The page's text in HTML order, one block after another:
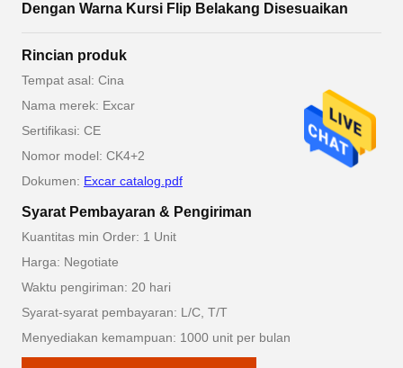
Dengan Warna Kursi Flip Belakang Disesuaikan
Rincian produk
Tempat asal: Cina
Nama merek: Excar
Sertifikasi: CE
Nomor model: CK4+2
Dokumen: Excar catalog.pdf
Syarat Pembayaran & Pengiriman
Kuantitas min Order: 1 Unit
Harga: Negotiate
Waktu pengiriman: 20 hari
Syarat-syarat pembayaran: L/C, T/T
Menyediakan kemampuan: 1000 unit per bulan